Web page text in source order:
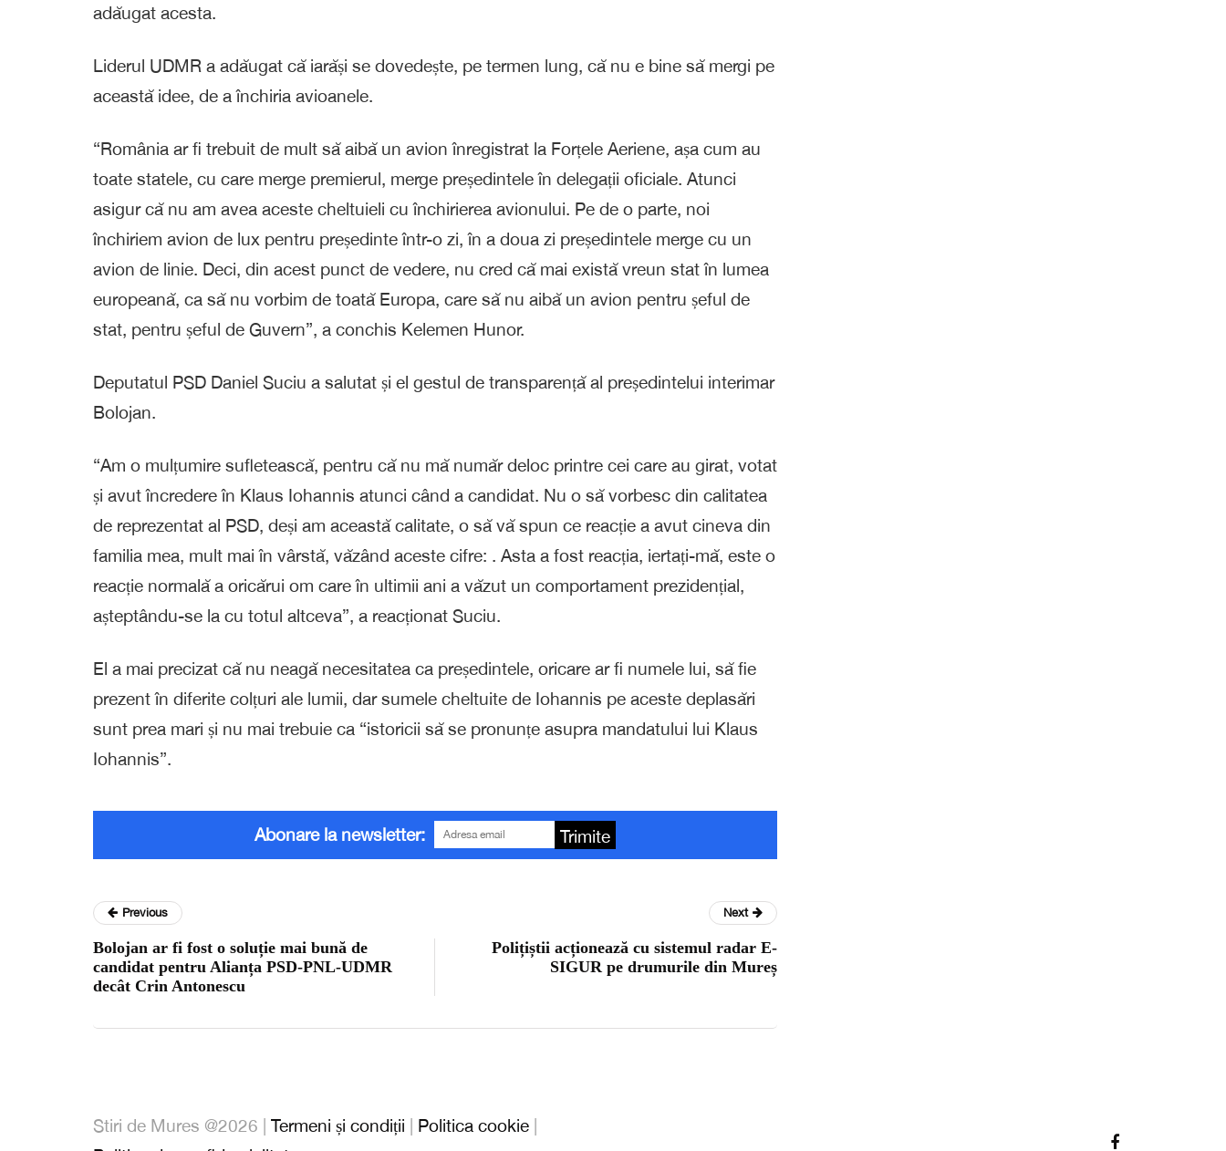
adăugat acesta.
Liderul UDMR a adăugat că iarăși se dovedește, pe termen lung, că nu e bine să mergi pe
această idee, de a închiria avioanele.
“România ar fi trebuit de mult să aibă un avion înregistrat la Forțele Aeriene, așa cum au
toate statele, cu care merge premierul, merge președintele în delegații oficiale. Atunci
asigur că nu am avea aceste cheltuieli cu închirierea avionului. Pe de o parte, noi
închiriem avion de lux pentru președinte într-o zi, în a doua zi președintele merge cu un
avion de linie. Deci, din acest punct de vedere, nu cred că mai există vreun stat în lumea
europeană, ca să nu vorbim de toată Europa, care să nu aibă un avion pentru șeful de
stat, pentru șeful de Guvern”, a conchis Kelemen Hunor.
Deputatul PSD Daniel Suciu a salutat și el gestul de transparență al președintelui interimar
Bolojan.
“Am o mulțumire sufletească, pentru că nu mă număr deloc printre cei care au girat, votat
și avut încredere în Klaus Iohannis atunci când a candidat. Nu o să vorbesc din calitatea
de reprezentat al PSD, deși am această calitate, o să vă spun ce reacție a avut cineva din
familia mea, mult mai în vârstă, văzând aceste cifre: . Asta a fost reacția, iertați-mă, este o
reacție normală a oricărui om care în ultimii ani a văzut un comportament prezidențial,
așteptându-se la cu totul altceva”, a reacționat Suciu.
El a mai precizat că nu neagă necesitatea ca președintele, oricare ar fi numele lui, să fie
prezent în diferite colțuri ale lumii, dar sumele cheltuite de Iohannis pe aceste deplasări
sunt prea mari și nu mai trebuie ca “istoricii să se pronunțe asupra mandatului lui Klaus
Iohannis”.
Abonare la newsletter: Trimite
Previous
Bolojan ar fi fost o soluție mai bună de
candidat pentru Alianța PSD-PNL-UDMR
decât Crin Antonescu
Next
Polițiștii acționează cu sistemul radar E-
SIGUR pe drumurile din Mureș
Stiri de Mures @2026 | Termeni și condiții | Politica cookie |